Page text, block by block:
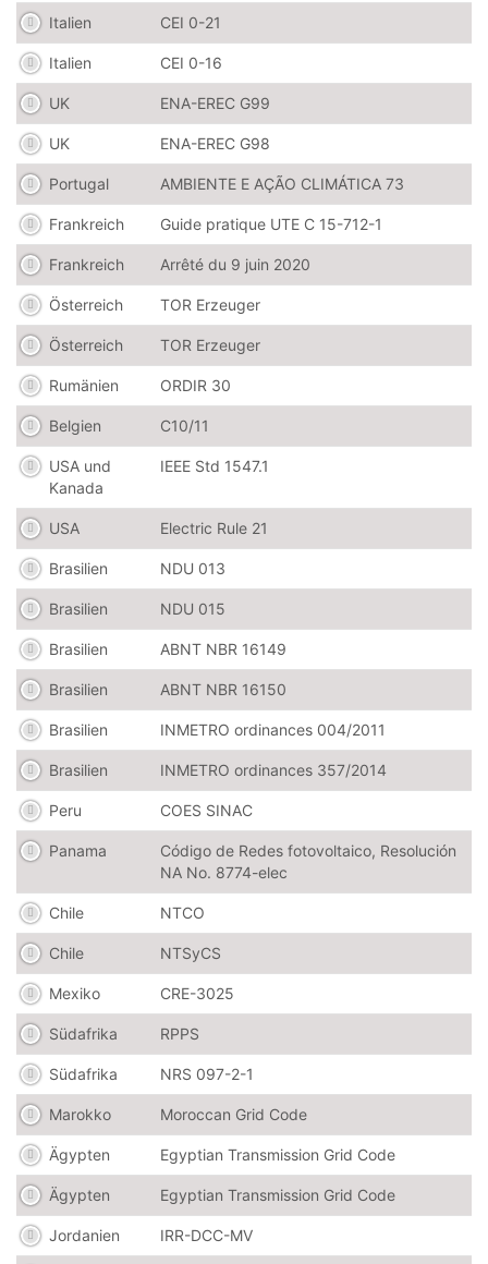
Italien CEI 0-21
Italien CEI 0-16
UK ENA-EREC G99
UK ENA-EREC G98
Portugal AMBIENTE E AÇÃO CLIMÁTICA 73
Frankreich Guide pratique UTE C 15-712-1
Frankreich Arrêté du 9 juin 2020
Österreich TOR Erzeuger
Österreich TOR Erzeuger
Rumänien ORDIR 30
Belgien C10/11
USA und
Kanada
IEEE Std 1547.1
USA Electric Rule 21
Brasilien NDU 013
Brasilien NDU 015
Brasilien ABNT NBR 16149
Brasilien ABNT NBR 16150
Brasilien INMETRO ordinances 004/2011
Brasilien INMETRO ordinances 357/2014
Peru COES SINAC
Panama
Código de Redes fotovoltaico, Resolución
NA No. 8774-elec
Chile NTCO
Chile NTSyCS
Mexiko CRE-3025
Südafrika RPPS
Südafrika NRS 097-2-1
Marokko Moroccan Grid Code
Ägypten Egyptian Transmission Grid Code
Ägypten Egyptian Transmission Grid Code
Jordanien IRR-DCC-MV